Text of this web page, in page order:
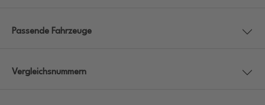
Passende Fahrzeuge
Vergleichsnummern